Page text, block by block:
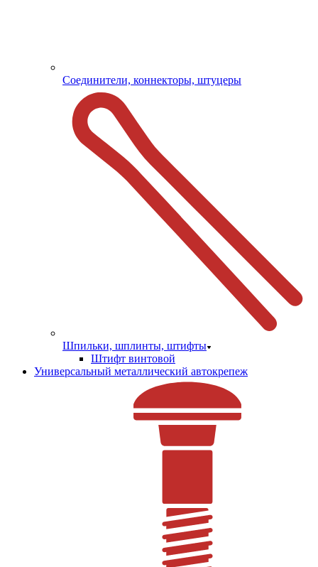
Соединители, коннекторы, штуцеры
Шпильки, шплинты, штифты
Штифт винтовой
Универсальный металлический автокрепеж